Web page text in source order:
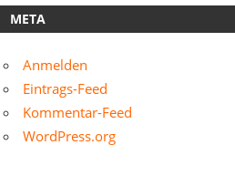
META
Anmelden
Eintrags-Feed
Kommentar-Feed
WordPress.org